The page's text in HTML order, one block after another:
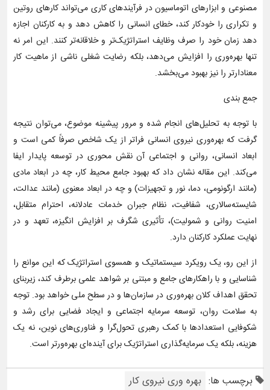
مصنوعی و ابزارهای اتوماسیون در فرآیندهای کاری می‌تواند کارهای روتین
و تکراری را خودکار کند، خطای انسانی را کاهش دهد و به کارکنان اجازه
دهد زمان خود را صرف وظایف استراتژیک‌تر و خلاقانه‌تر کنند. این امر نه
تنها بهره‌وری را افزایش می‌دهد، بلکه رضایت شغلی ناشی از ماهیت کار
معنادارتر را نیز بهبود می‌بخشد.
جمع بندی
با توجه به تحلیل‌های انجام شده و مرور پیشینه موضوع، می‌توان نتیجه
گرفت که بهره‌وری نیروی انسانی فراتر از یک شاخص صرفاً کمی است و
ابعاد انسانی، روانی و اجتماعی آن نقش محوری در توسعه پایدار ایفا
می‌کند. این مقاله نشان داد که بهبود جامع محیط کار، چه در ابعاد مادی
(مانند ارگونومی، دما، نور و تجهیزات) و چه در ابعاد معنوی (مانند عدالت،
شایسته‌سالاری، شفافیت، نظام جبران خدمات عادلانه، احترام متقابل،
امنیت روانی و شمولیت)، تأثیری شگرف بر افزایش انگیزه، تعهد و در
نهایت عملکرد کارکنان دارد.
از این رو، یک رویکرد سیستماتیک و همسوی استراتژیک که این موانع را
شناسایی و با راهکارهای جامع و مبتنی بر شواهد علمی برطرف کند، زیربنای
تحقق اهداف کلان بهره‌وری در سازمان‌ها و در سطح ملی خواهد بود. توجه
به سلامت روان، توسعه سرمایه اجتماعی و ایجاد فضایی برای رشد و
شکوفایی استعدادها با کمک رهبری تحول‌گرا و فناوری‌های نوین، نه یک
هزینه، بلکه یک سرمایه‌گذاری استراتژیک برای آینده‌ای بهره‌ورتر است.
برچسب ها: بهره وری نیروی کار